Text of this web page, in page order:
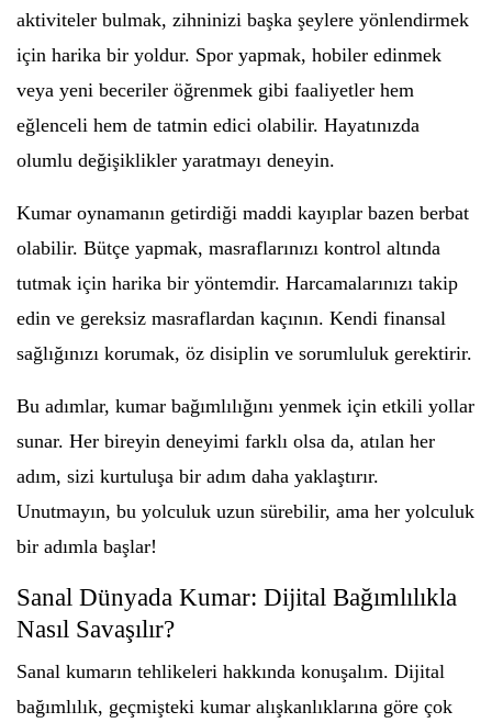
aktiviteler bulmak, zihninizi başka şeylere yönlendirmek
için harika bir yoldur. Spor yapmak, hobiler edinmek
veya yeni beceriler öğrenmek gibi faaliyetler hem
eğlenceli hem de tatmin edici olabilir. Hayatınızda
olumlu değişiklikler yaratmayı deneyin.
Kumar oynamanın getirdiği maddi kayıplar bazen berbat
olabilir. Bütçe yapmak, masraflarınızı kontrol altında
tutmak için harika bir yöntemdir. Harcamalarınızı takip
edin ve gereksiz masraflardan kaçının. Kendi finansal
sağlığınızı korumak, öz disiplin ve sorumluluk gerektirir.
Bu adımlar, kumar bağımlılığını yenmek için etkili yollar
sunar. Her bireyin deneyimi farklı olsa da, atılan her
adım, sizi kurtuluşa bir adım daha yaklaştırır.
Unutmayın, bu yolculuk uzun sürebilir, ama her yolculuk
bir adımla başlar!
Sanal Dünyada Kumar: Dijital Bağımlılıkla
Nasıl Savaşılır?
Sanal kumarın tehlikeleri hakkında konuşalım. Dijital
bağımlılık, geçmişteki kumar alışkanlıklarına göre çok